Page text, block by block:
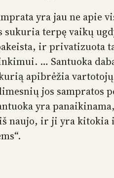
yra jau ne apie
terpę vaikų
ir privatizuota
… Santuoka
apibrėžia
jos sampratos
yra
naujo, ir ji yra kitokia